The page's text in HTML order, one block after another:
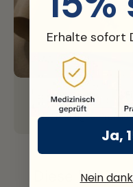
Nachhaltiges
Diese Motive
Erhalte sofort
Ja,
Nein